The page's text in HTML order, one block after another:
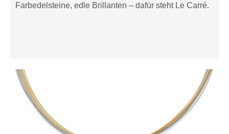
Farbedelsteine, edle Brillanten – dafür steht Le Carré.